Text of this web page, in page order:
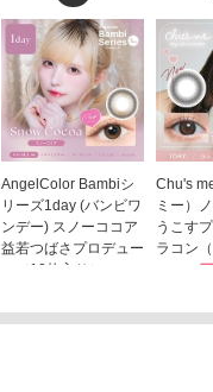
AngelColor Bambiシ
リーズ1day (バンビワ
ンデー) スノーココア
益若つばさプロデュー
ス（10枚入り）
Chu's
ミー）
うこす
ラコン
1,705